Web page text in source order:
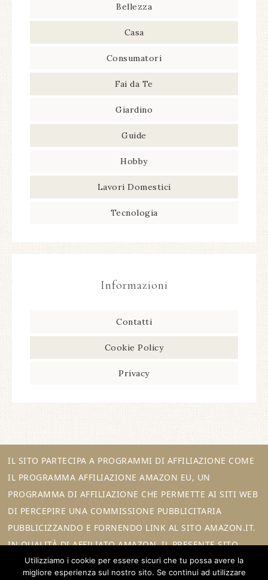
Bellezza
Casa
Consumatori
Fai da Te
Giardino
Guide
Hobby
Lavori Domestici
Tecnologia
Informazioni
Contatti
Cookie Policy
Privacy
IL SITO PARTECIPA A PROGRAMMI DI AFFILIAZIONE COME
IL PROGRAMMA AFFILIAZIONE AMAZON EU, UN
PROGRAMMA DI AFFILIAZIONE CHE PERMETTE AI SITI WEB
DI PERCEPIRE UNA COMMISSIONE PUBBLICITARIA
PUBBLICIZZANDO E FORNENDO LINK AL SITO AMAZON.IT.
IN QUALITÀ DI AFFILIATO AMAZON, IL PRESENTE SITO
RICEVE UN GUADAGNO PER CIASCUN ACQUISTO IDONEO.
Utilizziamo i cookie per essere sicuri che tu possa avere la
migliore esperienza sul nostro sito. Se continui ad utilizzare